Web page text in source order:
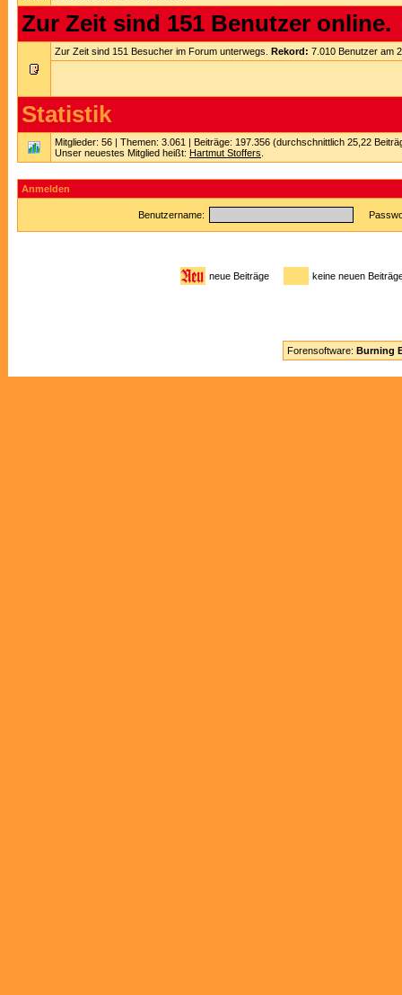
Zur Zeit sind 151 Benutzer online.
Zur Zeit sind 151 Besucher im Forum unterwegs. Rekord: 7.010 Benutzer am
Statistik
Mitglieder: 56 | Themen: 3.061 | Beiträge: 197.356 (durchschnittlich 25,22
Unser neuestes Mitglied heißt: Hartmut Stoffers
Anmelden
Benutzername:
neue Beiträge keine neuen
Forensoftware: Burning